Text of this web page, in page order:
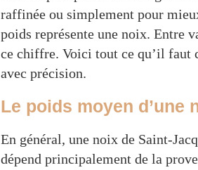
raffinée ou simplement pour
poids représente une noix. Entre
ce chiffre. Voici tout ce qu’il faut
avec précision.
Le poids moyen d’une
En général, une noix de Saint-
dépend principalement de la